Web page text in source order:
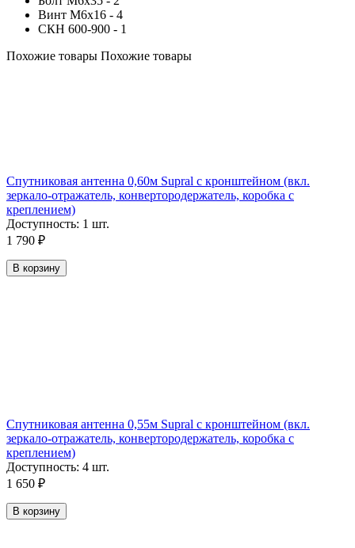
Винт М6х16 - 4
СКН 600-900 - 1
Похожие товары Похожие товары
Спутниковая антенна 0,60м Supral с кронштейном (вкл.
зеркало-отражатель, конвертородержатель, коробка с
креплением)
Доступность: 1 шт.
1 790 ₽
В корзину
Спутниковая антенна 0,55м Supral с кронштейном (вкл.
зеркало-отражатель, конвертородержатель, коробка с
креплением)
Доступность: 4 шт.
1 650 ₽
В корзину